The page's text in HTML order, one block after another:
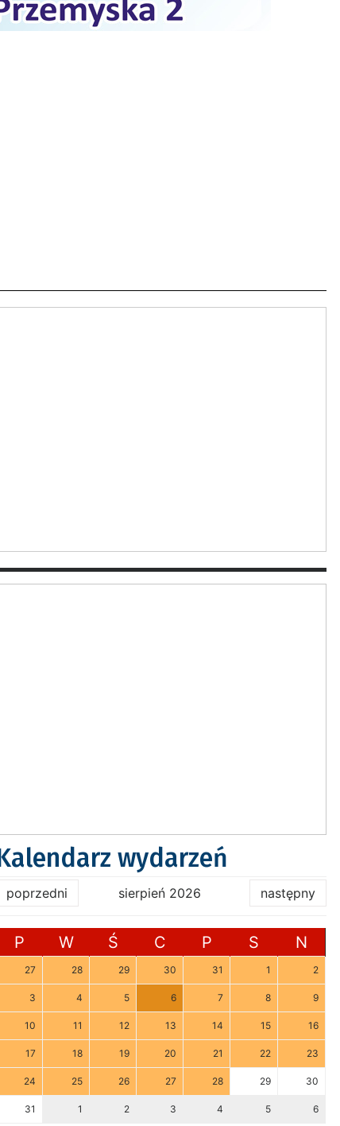
wydarzeń
poprzedni sierpień 2026 następny
P W Ś C P S N
27 28 29 30 31 1 2
3 4 5 6 7 8 9
10 11 12 13 14 15 16
17 18 19 20 21 22 23
24 25 26 27 28 29 30
31 1 2 3 4 5 6